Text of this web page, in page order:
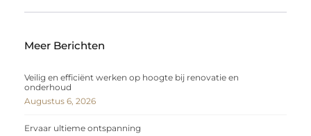
Meer Berichten
Veilig en efficiënt werken op hoogte bij renovatie en
onderhoud
Augustus 6, 2026
Ervaar ultieme ontspanning